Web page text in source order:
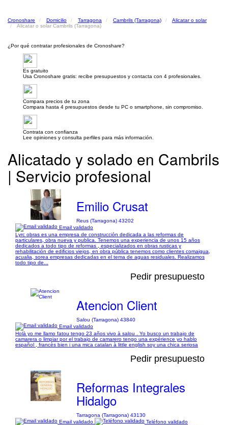
Cronoshare Domicilio Tarragona Cambrils (Tarragona)
Alicatar o solar
Alicatar o solar Cambrils (Tarragona)
¿Por qué contratar profesionales de Cronoshare?
Es gratuito
Usa Cronoshare gratis: recibe presupuestos y contacta con 4 profesionales.
Compara precios de tu zona
Compara hasta 4 presupuestos desde tu PC o smartphone, sin compromiso.
Contrata con confianza
Lee opiniones y consulta perfiles para más información.
Alicatado y solado en Cambrils
| Servicio profesional
Emilio Crusat
Reus (Tarragona) 43202
Email validado
Lyrc obras es una empresa de construcción dedicada a las reformas de
particulares, obra nueva y publica. Tenemos una experiencia de unos 15 años
dedicados a todo tipo de reformas , especializados en obras rusticas y
rehabilitación de edificios viejos, en obra pública tenemos como clientes comaigua,
acualia, sorea empresas dedicadas en el tema de aguas residuales. Realizamos
todo tipo de...
Pedir presupuesto
Atencion Client
Salou (Tarragona) 43840
Email validado
Holà yo me llamo fatou tengo 23 años vivo à salou . Yo busco un trabajo de
camarera o limpiar por el trabajo de camarero tengo una expèrience yo hablo
español , francès bien i una mica catalan à little english soy una chica seriosa
Pedir presupuesto
Reformas Integrales
Hidalgo
Tarragona (Tarragona) 43130
Email validado
Teléfono validado